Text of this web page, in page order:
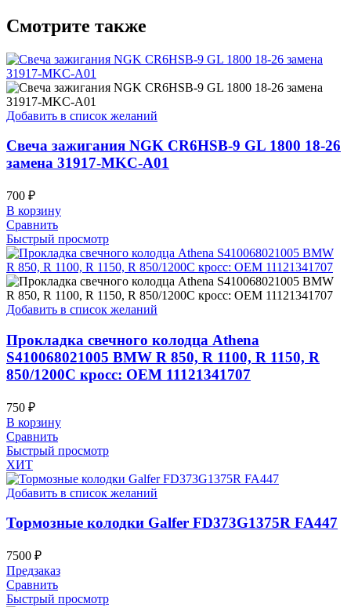
Смотрите также
Добавить в список желаний
Свеча зажигания NGK CR6HSB-9 GL 1800 18-26
замена 31917-MKC-A01
700 ₽
В корзину
Сравнить
Быстрый просмотр
Добавить в список желаний
Прокладка свечного колодца Athena
S410068021005 BMW R 850, R 1100, R 1150, R
850/1200C кросс: OEM 11121341707
750 ₽
В корзину
Сравнить
Быстрый просмотр
ХИТ
Добавить в список желаний
Тормозные колодки Galfer FD373G1375R FA447
7500 ₽
Предзаказ
Сравнить
Быстрый просмотр